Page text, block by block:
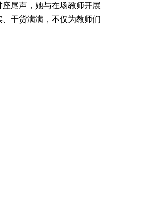
尾声，她与在场教师开展
干货满满，不仅为教师们